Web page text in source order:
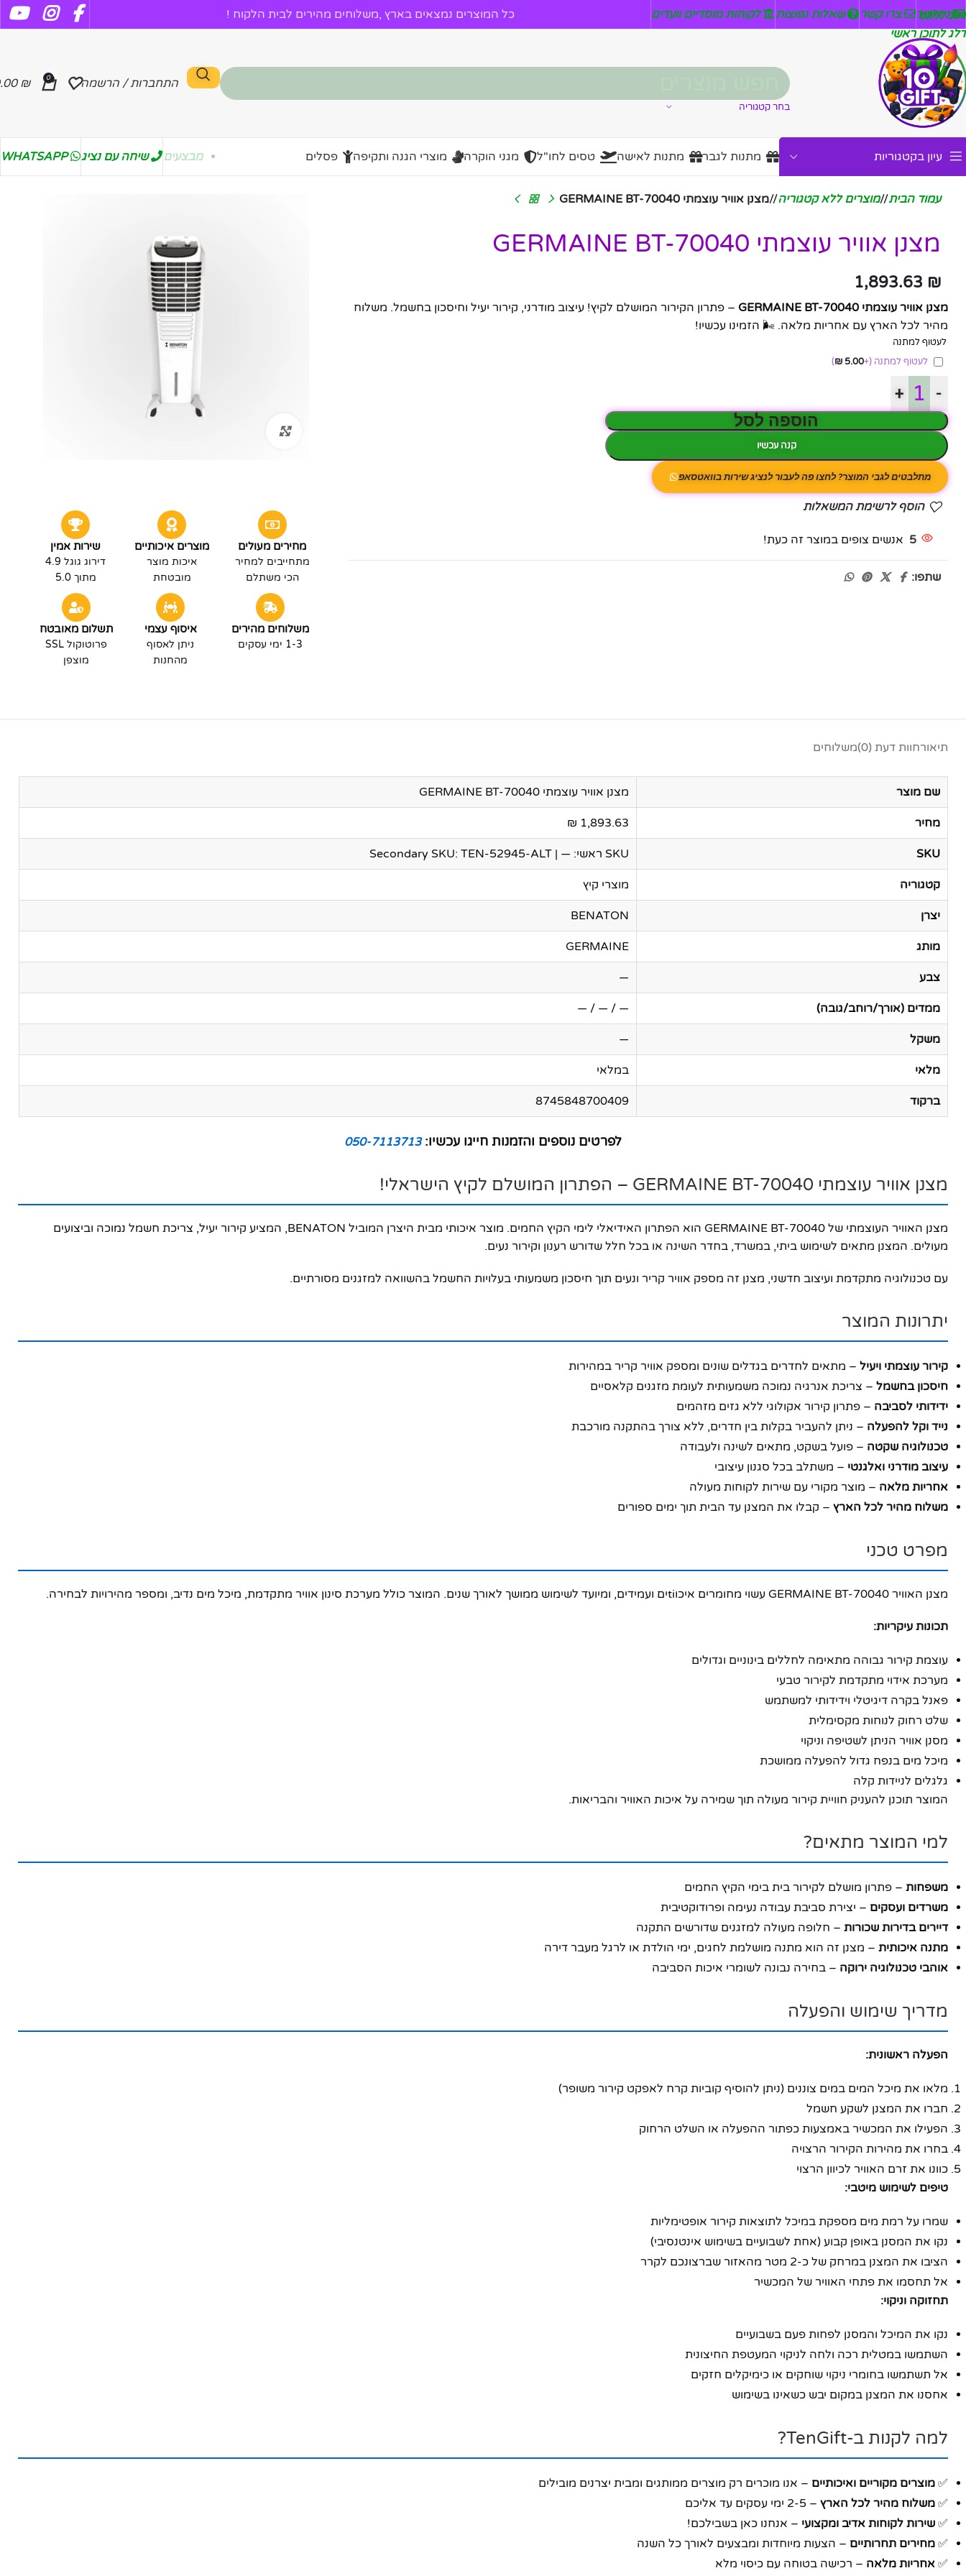
דלג לניווט
דלג לתוכן ראשי
ניזלטר צרו קשר שאלות נפוצות לקוחות מוסדיים וועדים כל המוצרים נמצאים בארץ ,משלוחים מהירים לבית הלקוח !
בחר קטגוריה
התחברות / הרשמה 0
₪
עיון בקטגוריות מתנות לגבר מתנות לאישה טסים לחו"ל מגני הוקרה מוצרי הגנה ותקיפה פסלים מבצעים שיחה עם נציג WHATSAPP
מחירים מעולים
מתחייבים למחיר
הכי משתלם
מוצרים איכותיים
איכות מוצר
מובטחת
שירות אמין
דירוג גוגל 4.9
מתוך 5.0
משלוחים מהירים
1-3 ימי עסקים
איסוף עצמי
ניתן לאסוף
מהחנות
תשלום מאובטח
פרוטוקול SSL
מוצפן
עמוד הבית/ מוצרים ללא קטגוריה/ מצנן אוויר עוצמתי GERMAINE BT-70040
מצנן אוויר עוצמתי GERMAINE BT-70040
1,893.63 ₪
מצנן אוויר עוצמתי GERMAINE BT-70040
– פתרון הקירור המושלם לקיץ! עיצוב מודרני, קירור יעיל וחיסכון בחשמל. משלוח
מהיר לכל הארץ עם אחריות מלאה. 🌬️ הזמינו עכשיו!
לעטוף למתנה
לעטוף למתנה(+
5.00
₪
)
-
+
הוספה לסל
קנה עכשיו
מתלבטים לגבי המוצר? לחצו פה לעבור לנציג שירות בוואטסאפ
הוסף לרשימת המשאלות
5 אנשים צופים במוצר זה כעת!
שתפו:
תיאורחוות דעת (0) משלוחים
שם מוצר מצנן אוויר עוצמתי GERMAINE BT-70040
מחיר 1,893.63 ₪
SKU SKU ראשי: — | Secondary SKU: TEN-52945-ALT
קטגוריה מוצרי קיץ
יצרן BENATON
מותג GERMAINE
צבע —
ממדים (אורך/רוחב/גובה) — / — / —
משקל —
מלאי במלאי
ברקוד 8745848700409
לפרטים נוספים והזמנות חייגו עכשיו:050-7113713
מצנן אוויר עוצמתי GERMAINE BT-70040 – הפתרון המושלם לקיץ הישראלי!
מצנן האוויר העוצמתי של GERMAINE BT-70040 הוא הפתרון האידיאלי לימי הקיץ החמים. מוצר איכותי מבית היצרן המוביל BENATON, המציע קירור יעיל, צריכת חשמל נמוכה וביצועים
מעולים. המצנן מתאים לשימוש ביתי, במשרד, בחדר השינה או בכל חלל שדורש רענון וקירור נעים.
עם טכנולוגיה מתקדמת ועיצוב חדשני, מצנן זה מספק אוויר קריר ונעים תוך חיסכון משמעותי בעלויות החשמל בהשוואה למזגנים מסורתיים.
יתרונות המוצר
קירור עוצמתי ויעיל – מתאים לחדרים בגדלים שונים ומספק אוויר קריר במהירות
חיסכון בחשמל – צריכת אנרגיה נמוכה משמעותית לעומת מזגנים קלאסיים
ידידותי לסביבה – פתרון קירור אקולוגי ללא גזים מזהמים
נייד וקל להפעלה – ניתן להעביר בקלות בין חדרים, ללא צורך בהתקנה מורכבת
טכנולוגיה שקטה – פועל בשקט, מתאים לשינה ולעבודה
עיצוב מודרני ואלגנטי – משתלב בכל סגנון עיצובי
אחריות מלאה – מוצר מקורי עם שירות לקוחות מעולה
משלוח מהיר לכל הארץ – קבלו את המצנן עד הבית תוך ימים ספורים
מפרט טכני
מצנן האוויר GERMAINE BT-70040 עשוי מחומרים איכוtiים ועמידים, ומיועד לשימוש ממושך לאורך שנים. המוצר כולל מערכת סינון אוויר מתקדמת, מיכל מים נדיב, ומספר מהירויות לבחירה.
תכונות עיקריות:
עוצמת קירור גבוהה מתאימה לחללים בינוניים וגדולים
מערכת אידוי מתקדמת לקירור טבעי
פאנל בקרה דיגיטלי וידידותי למשתמש
שלט רחוק לנוחות מקסימלית
מסנן אוויר הניתן לשטיפה וניקוי
מיכל מים בנפח גדול להפעלה ממושכת
גלגלים לניידות קלה
המוצר תוכנן להעניק חוויית קירור מעולה תוך שמירה על איכות האוויר והבריאות.
למי המוצר מתאים?
משפחות – פתרון מושלם לקירור בית בימי הקיץ החמים
משרדים ועסקים – יצירת סביבת עבודה נעימה ופרודוקטיבית
דיירים בדירות שכורות – חלופה מעולה למזגנים שדורשים התקנה
מתנה איכותית – מצנן זה הוא מתנה מושלמת לחגים, ימי הולדת או לרגל מעבר דירה
אוהבי טכנולוגיה ירוקה – בחירה נבונה לשומרי איכות הסביבה
מדריך שימוש והפעלה
הפעלה ראשונית:
מלאו את מיכל המים במים צוננים (ניתן להוסיף קוביות קרח לאפקט קירור משופר)
חברו את המצנן לשקע חשמל
הפעילו את המכשיר באמצעות כפתור ההפעלה או השלט הרחוק
בחרו את מהירות הקירור הרצויה
כוונו את זרם האוויר לכיוון הרצוי
טיפים לשימוש מיטבי:
שמרו על רמת מים מספקת במיכל לתוצאות קירור אופטימליות
נקו את המסנן באופן קבוע (אחת לשבועיים בשימוש אינטנסיבי)
הציבו את המצנן במרחק של כ-2 מטר מהאזור שברצונכם לקרר
אל תחסמו את פתחי האוויר של המכשיר
תחזוקה וניקוי:
נקו את המיכל והמסנן לפחות פעם בשבועיים
השתמשו במטלית רכה ולחה לניקוי המעטפת החיצונית
אל תשתמשו בחומרי ניקוי שוחקים או כימיקלים חזקים
אחסנו את המצנן במקום יבש כשאינו בשימוש
למה לקנות ב-TenGift?
✅ מוצרים מקוריים ואיכותיים – אנו מוכרים רק מוצרים ממותגים ומבית יצרנים מובילים
✅ משלוח מהיר לכל הארץ – 2-5 ימי עסקים עד אליכם
✅ שירות לקוחות אדיב ומקצועי – אנחנו כאן בשבילכם!
✅ מחירים תחרותיים – הצעות מיוחדות ומבצעים לאורך כל השנה
✅ אחריות מלאה – רכישה בטוחה עם כיסוי מלא